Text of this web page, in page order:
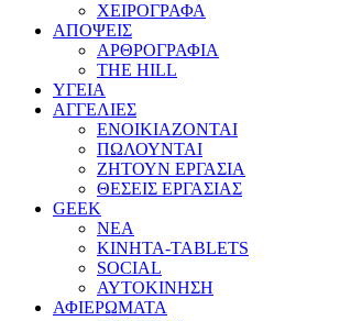
ΧΕΙΡΟΓΡΑΦΑ
ΑΠΟΨΕΙΣ
ΑΡΘΡΟΓΡΑΦΙΑ
THE HILL
ΥΓΕΙΑ
ΑΓΓΕΛΙΕΣ
ΕΝΟΙΚΙΑΖΟΝΤΑΙ
ΠΩΛΟΥΝΤΑΙ
ΖΗΤΟΥΝ ΕΡΓΑΣΙΑ
ΘΕΣΕΙΣ ΕΡΓΑΣΙΑΣ
GEEK
ΝΕΑ
ΚΙΝΗΤΑ-TABLETS
SOCIAL
ΑΥΤΟΚΙΝΗΣΗ
ΑΦΙΕΡΩΜΑΤΑ